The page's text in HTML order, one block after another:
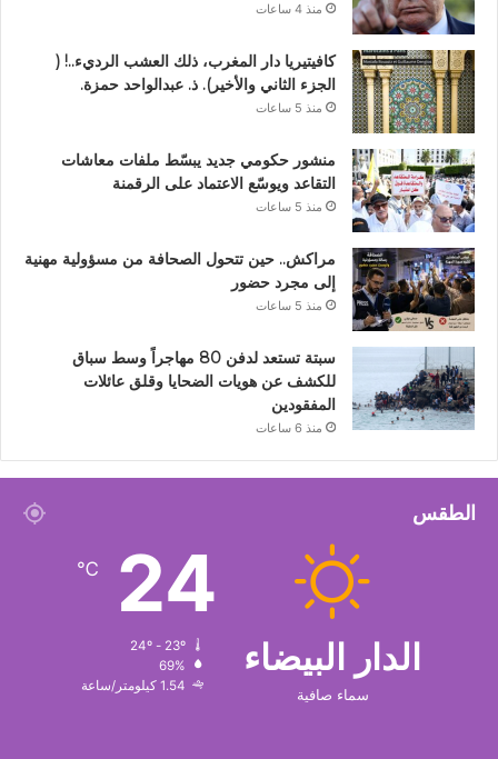
منذ 4 ساعات
كافيتيريا دار المغرب، ذلك العشب الرديء..! (
الجزء الثاني والأخير). ذ. عبدالواحد حمزة.
منذ 5 ساعات
منشور حكومي جديد يبسّط ملفات معاشات
التقاعد ويوسّع الاعتماد على الرقمنة
منذ 5 ساعات
مراكش.. حين تتحول الصحافة من مسؤولية مهنية
إلى مجرد حضور
منذ 5 ساعات
سبتة تستعد لدفن 80 مهاجراً وسط سباق
للكشف عن هويات الضحايا وقلق عائلات
المفقودين
منذ 6 ساعات
الطقس
الدار البيضاء
سماء صافية
24
℃
69%
1.54 كيلومتر/ساعة